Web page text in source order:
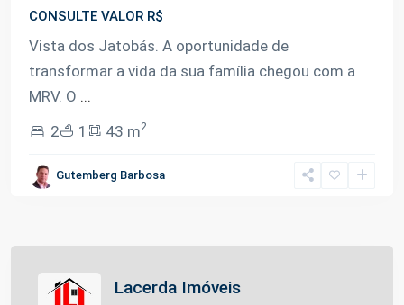
CONSULTE VALOR R$
Vista dos Jatobás. A oportunidade de
transformar a vida da sua família chegou com a
MRV. O ...
2
1 43 m2
Gutemberg Barbosa
Lacerda Imóveis